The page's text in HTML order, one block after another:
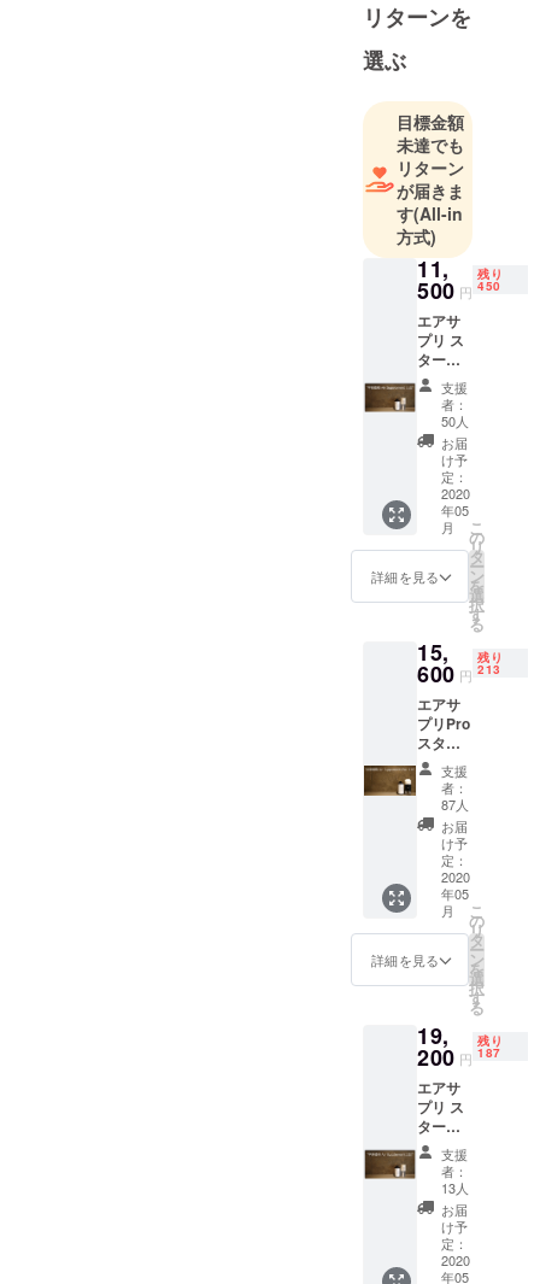
2006年から
バークレイ
ズキャピタ
ル証券、JP
モルガン証
券にて一貫
して市場部
門における
デリバティ
ブを用いた
リスク管理
業務を担当
2012年：湯
治場と温泉
の開発を目
的として株
Furo設立
代表取締役
就任
リターンを
選ぶ
目標金額
未達でも
リターン
が届きま
す(All-in
方式)
11,
500 円
残り
450
エアサ
プリ ス
ター
ター
セット
【40%
OFF】
同梱
品： エ
アサプ
リ本体
専用
シェー
ル温泉
（750m
売予定
価格：
19,200
円 ※送
料込
支援
者：
50人
お届
け予
定：
2020
年05
月
詳細を見る
こ
の
リ
タ
ー
ン
を
選
択
す
る
15,
600 円
残り
213
エアサ
プリPro
スター
ター
セット
x1台
【40％
OFF】
品： エ
アサプ
リPro本
体 × 1台
専用
シェー
l） x2本
※送料込
み価格
一般販
売予定
価格：
26,000
支援
者：
87人
お届
け予
定：
2020
年05
月
詳細を見る
こ
の
リ
タ
ー
ン
を
選
択
す
る
19,
200 円
残り
187
エアサ
プリ ス
ター
ター
セット
x2台
【45％
OFF】
品： エ
支援
者：
13人
お届
け予
定：
2020
年05